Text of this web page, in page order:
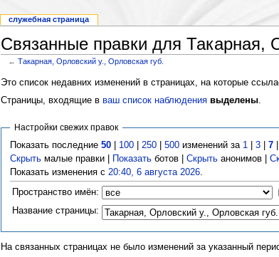
Связанные правки для Такарная,
←Такарная, Орловский у., Орловская губ.
Это список недавних изменений в страницах, на которые
Страницы, входящие в ваш список наблюдения выделены.
Настройки свежих правок
Показать последние50 100 |250 |500 изменений за 1 |3 |7
Скрыть малые правки | Показать ботов |Скрыть анонимов |
Показать изменения с20:40, 6 августа 2026.
Пространство имён:
Название страницы:
На связанных страницах не было изменений за указанный
служебная страница